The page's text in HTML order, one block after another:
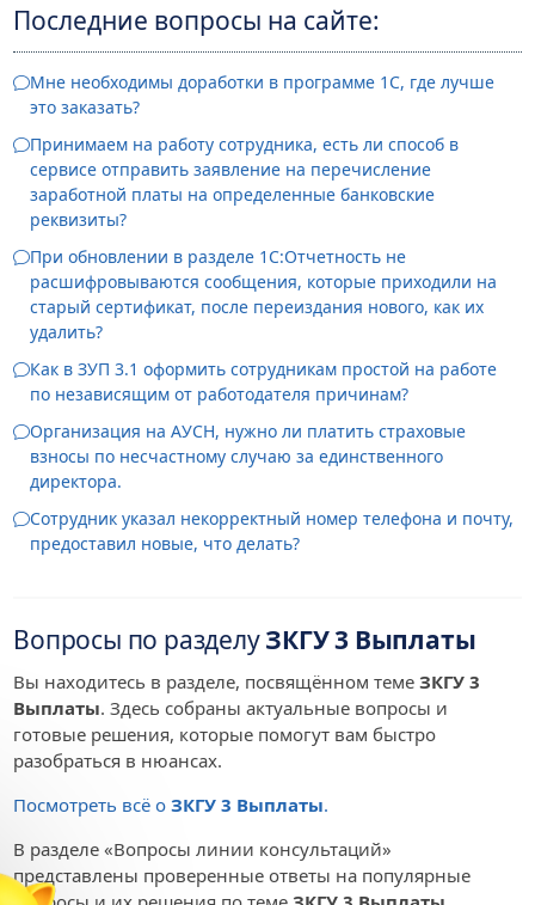
Последние вопросы на сайте:
Мне необходимы доработки в программе 1С, где лучше
это заказать?
Принимаем на работу сотрудника, есть ли способ в
сервисе отправить заявление на перечисление
заработной платы на определенные банковские
реквизиты?
При обновлении в разделе 1С:Отчетность не
расшифровываются сообщения, которые приходили на
старый сертификат, после переиздания нового, как их
удалить?
Как в ЗУП 3.1 оформить сотрудникам простой на работе
по независящим от работодателя причинам?
Организация на АУСН, нужно ли платить страховые
взносы по несчастному случаю за единственного
директора.
Сотрудник указал некорректный номер телефона и почту,
предоставил новые, что делать?
Вопросы по разделуЗКГУ 3 Выплаты
Вы находитесь в разделе, посвящённом темеЗКГУ 3
Выплаты. Здесь собраны актуальные вопросы и
готовые решения, которые помогут вам быстро
разобраться в нюансах.
Посмотреть всё оЗКГУ 3 Выплаты.
В разделе «Вопросы линии консультаций»
представлены проверенные ответы на популярные